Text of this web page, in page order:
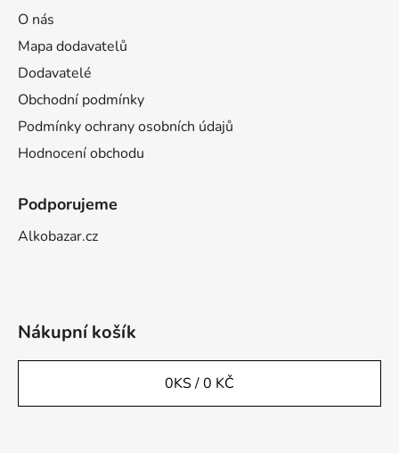
O nás
Mapa dodavatelů
Dodavatelé
Obchodní podmínky
Podmínky ochrany osobních údajů
Hodnocení obchodu
Podporujeme
Alkobazar.cz
Nákupní košík
0KS /0 KČ